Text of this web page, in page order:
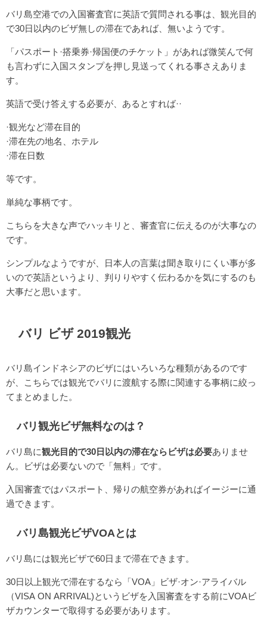
バリ島空港での入国審査官に英語で質問される事は、観光目的
で30日以内のビザ無しの滞在であれば、無いようです。
「パスポート·搭乗券·帰国便のチケット」があれば微笑んで何
も言わずに入国スタンプを押し見送ってくれる事さえありま
す。
英語で受け答えする必要が、あるとすれば··
·観光など滞在目的
·滞在先の地名、ホテル
·滞在日数
等です。
単純な事柄です。
こちらを大きな声でハッキリと、審査官に伝えるのが大事なの
です。
シンプルなようですが、日本人の言葉は聞き取りにくい事が多
いので英語というより、判りりやすく伝わるかを気にするのも
大事だと思います。
バリ ビザ 2019観光
バリ島インドネシアのビザにはいろいろな種類があるのです
が、こちらでは観光でバリに渡航する際に関連する事柄に絞っ
てまとめました。
バリ観光ビザ無料なのは？
バリ島に観光目的で30日以内の滞在ならビザは必要ありませ
ん。ビザは必要ないので「無料」です。
入国審査ではパスポート、帰りの航空券があればイージーに通
過できます。
バリ島観光ビザVOAとは
バリ島には観光ビザで60日まで滞在できます。
30日以上観光で滞在するなら「VOA」ビザ·オン·アライバル
（VISA ON ARRIVAL)というビザを入国審査をする前にVOAビ
ザカウンターで取得する必要があります。